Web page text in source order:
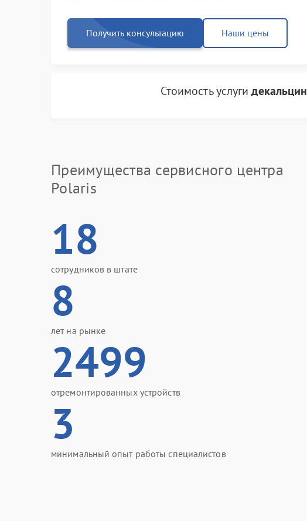
Получить консультацию Наши цены
Стоимость услуги
Преимущества сервисного центра
Polaris
18
сотрудников в штате
8
лет на рынке
2499
отремонтированных устройств
3
минимальный опыт работы специалистов